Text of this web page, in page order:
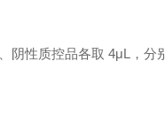
阴性质控品各取 4μL，分